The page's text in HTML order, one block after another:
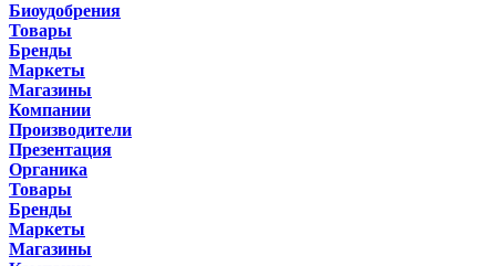
Биоудобрения
Товары
Бренды
Маркеты
Магазины
Компании
Производители
Презентация
Органика
Товары
Бренды
Маркеты
Магазины